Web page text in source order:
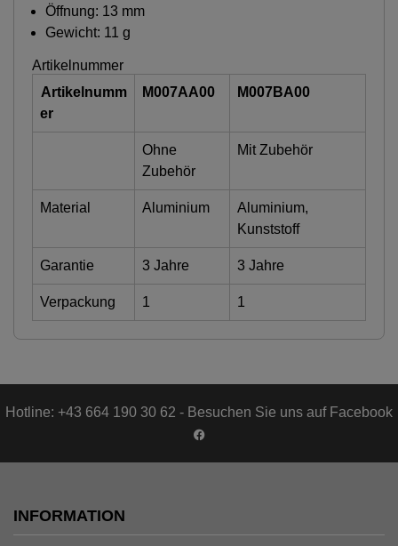
Öffnung: 13 mm
Gewicht: 11 g
Artikelnummer
Artikelnumm
er
M007AA00 M007BA00
Ohne
Zubehör
Mit Zubehör
Material Aluminium
Aluminium,
Kunststoff
Garantie 3 Jahre 3 Jahre
Verpackung 1 1
Hotline: +43 664 190 30 62 - Besuchen Sie uns auf Facebook
INFORMATION